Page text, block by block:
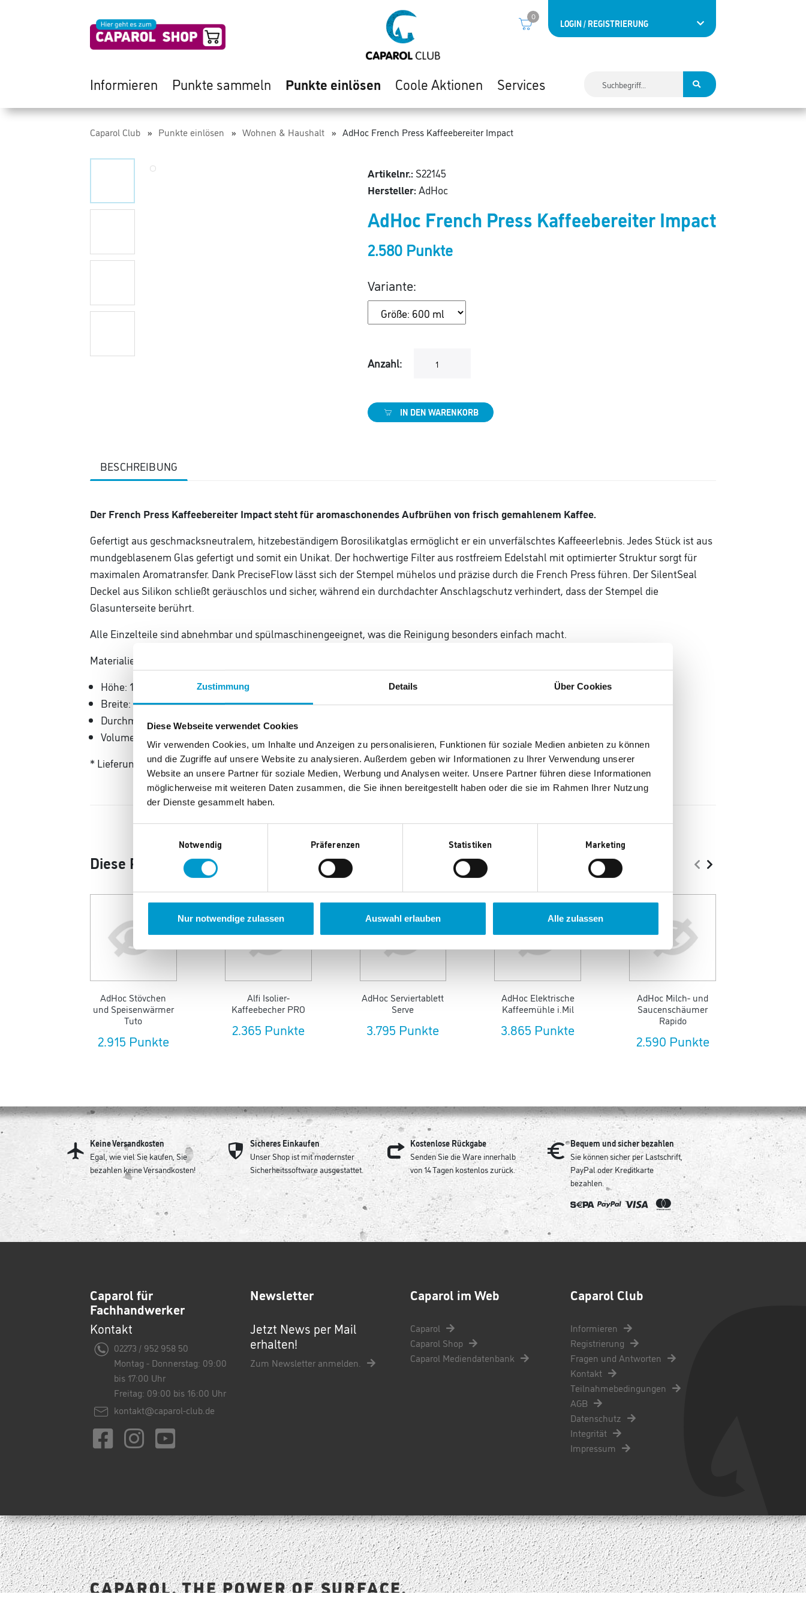
Zustimmung Details Über Cookies
Diese Webseite verwendet Cookies
Wir verwenden Cookies, um Inhalte und Anzeigen zu personalisieren, Funktionen für soziale Medien anbieten zu können
und die Zugriffe auf unsere Website zu analysieren. Außerdem geben wir Informationen zu Ihrer Verwendung unserer
Website an unsere Partner für soziale Medien, Werbung und Analysen weiter. Unsere Partner führen diese Informationen
möglicherweise mit weiteren Daten zusammen, die Sie ihnen bereitgestellt haben oder die sie im Rahmen Ihrer Nutzung
der Dienste gesammelt haben.
Notwendig Präferenzen Statistiken Marketing
Nur notwendige zulassen Auswahl erlauben Alle zulassen
0
LOGIN / REGISTRIERUNG
Informieren Punkte sammeln Punkte einlösen Coole Aktionen Services
Caparol Club Punkte einlösen Wohnen & Haushalt AdHoc French Press Kaffeebereiter Impact
Artikelnr.: S22145
Hersteller:AdHoc
AdHoc French Press Kaffeebereiter Impact
2.580 Punkte
Variante:
Anzahl:
IN DEN WARENKORB
BESCHREIBUNG
Der French Press Kaffeebereiter Impact steht für aromaschonendes Aufbrühen von frisch gemahlenem Kaffee.
Gefertigt aus geschmacksneutralem, hitzebeständigem Borosilikatglas ermöglicht er ein unverfälschtes Kaffeeerlebnis. Jedes Stück ist aus
mundgeblasenem Glas gefertigt und somit ein Unikat. Der hochwertige Filter aus rostfreiem Edelstahl mit optimierter Struktur sorgt für
maximalen Aromatransfer. Dank PreciseFlow lässt sich der Stempel mühelos und präzise durch die French Press führen. Der SilentSeal
Deckel aus Silikon schließt geräuschlos und sicher, während ein durchdachter Anschlagschutz verhindert, dass der Stempel die
Glasunterseite berührt.
Alle Einzelteile sind abnehmbar und spülmaschinengeeignet, was die Reinigung besonders einfach macht.
Materialien: Glas grau, Edelstahl und Silikon
Höhe: 17 cm
Breite: 9 cm
Durchmesser: 9 cm
Volumen: 600 ml
* Lieferung ohne Erstbestückung und eventuell abgebildete Dekorationsartikel.
Diese Produkte könnten Ihnen auch gefallen.
AdHoc Stövchen
und Speisenwärmer
Tuto
2.915 Punkte
Alfi Isolier-
Kaffeebecher PRO
2.365 Punkte
AdHoc Serviertablett
Serve
3.795 Punkte
AdHoc Elektrische
Kaffeemühle i.Mil
3.865 Punkte
AdHoc Milch- und
Saucenschäumer
Rapido
2.590 Punkte
Keine Versandkosten
Egal, wie viel Sie kaufen, Sie
bezahlen keine Versandkosten!
Sicheres Einkaufen
Unser Shop ist mit modernster
Sicherheitssoftware ausgestattet.
Kostenlose Rückgabe
Senden Sie die Ware innerhalb
von 14 Tagen kostenlos zurück.
Bequem und sicher bezahlen
Sie können sicher per Lastschrift,
PayPal oder Kreditkarte
bezahlen.
Caparol für
Fachhandwerker
Kontakt
02273 / 952 958 50
Montag - Donnerstag: 09:00
bis 17:00 Uhr
Freitag: 09:00 bis 16:00 Uhr
kontakt@caparol-club.de
Newsletter
Jetzt News per Mail
erhalten!
Zum Newsletter anmelden.
Caparol im Web
Caparol
Caparol Shop
Caparol Mediendatenbank
Caparol Club
Informieren
Registrierung
Fragen und Antworten
Kontakt
Teilnahmebedingungen
AGB
Datenschutz
Integrität
Impressum
CAPAROL. THE POWER OF SURFACE.